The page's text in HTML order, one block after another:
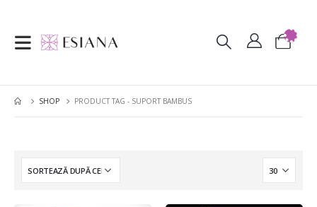
SHOP PRODUCT TAG - SUPORT BAMBUS